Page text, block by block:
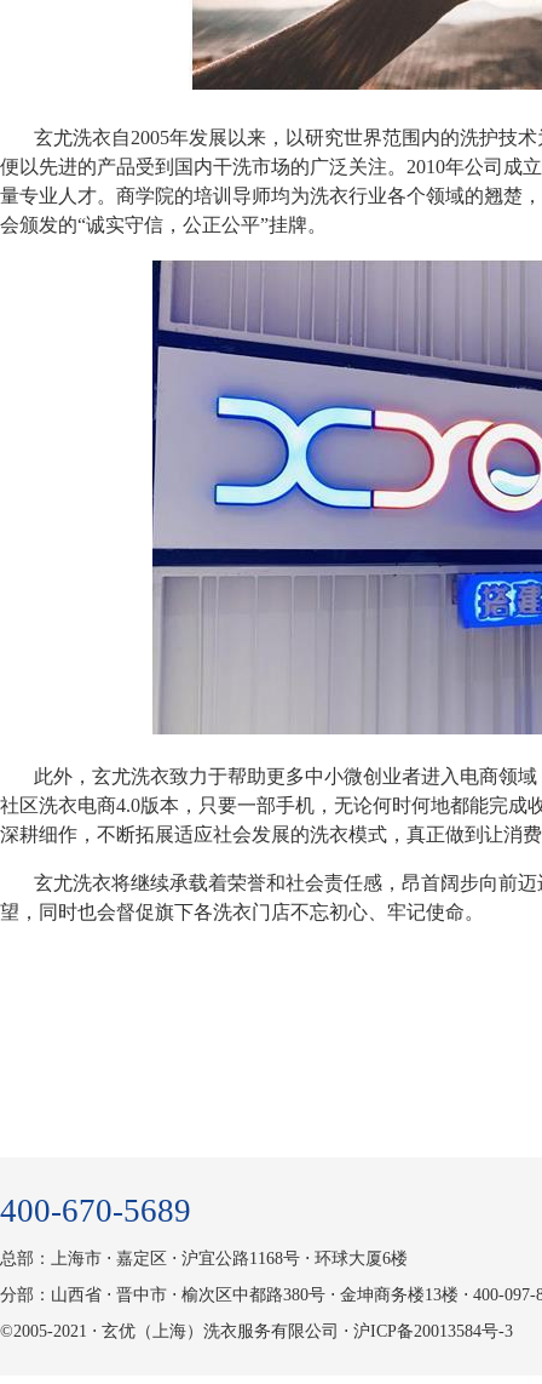
玄尤洗衣自2005年发展以来，以研究世界范围内的洗护技
便以先进的产品受到国内干洗市场的广泛关注。 2010年公司成
量专业人才。商学院的培训导师均为洗衣行业各个领域的翘楚
会颁发的“诚实守信，公正公平”挂牌。
此外，玄尤洗衣致力于帮助更多中小微创业者进入电商领
社区洗衣电商4.0版本，只要一部手机，无论何时何地都能完成
深耕细作，不断拓展适应社会发展的洗衣模式，真正做到让消
玄尤洗衣将继续承载着荣誉和社会责任感，昂首阔步向前
望，同时也会督促旗下各洗衣门店不忘初心、牢记使命。
400-670-5689
总部：上海市 ⋅ 嘉定区 ⋅ 沪宜公路1168号 ⋅ 环球大厦6楼
分部：山西省 ⋅ 晋中市 ⋅ 榆次区中都路380号 ⋅ 金坤商务楼13楼 ⋅ 400-097-
©2005-2021 ⋅ 玄优（上海）洗衣服务有限公司 ⋅ 沪ICP备20013584号-3